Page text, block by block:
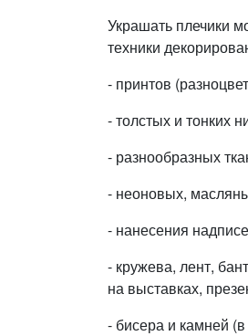
Украшать плечики
техники
- принтов
- толстых и тонких
- разнообразных
- неоновых,
- нанесения
- кружева, лент,
на выставках,
- бисера и камней